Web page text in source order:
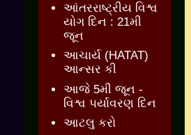
આંતરરાષ્ટ્રીય વિશ્વ
યોગ દિન : 21મી
જૂન
આચાર્ય (HATAT)
આન્સર કી
આજે 5મી જૂન -
વિશ્વ પર્યાવરણ દિન
આટલુ કરો